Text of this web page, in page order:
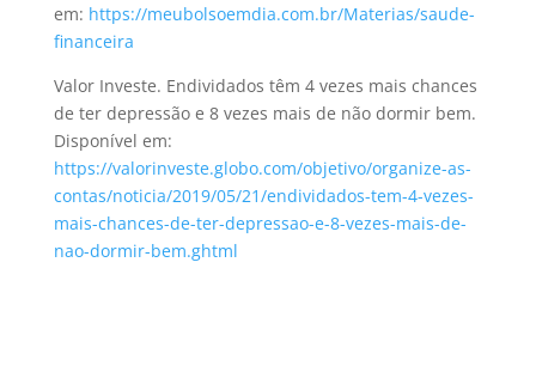
em: https://meubolsoemdia.com.br/Materias/saude-
financeira
Valor Investe. Endividados têm 4 vezes mais chances
de ter depressão e 8 vezes mais de não dormir bem.
Disponível em:
https://valorinveste.globo.com/objetivo/organize-as-
contas/noticia/2019/05/21/endividados-tem-4-vezes-
mais-chances-de-ter-depressao-e-8-vezes-mais-de-
nao-dormir-bem.ghtml